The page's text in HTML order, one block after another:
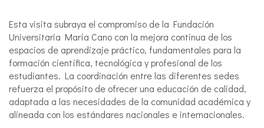
Esta visita subraya el compromiso de la Fundación
Universitaria María Cano con la mejora continua de los
espacios de aprendizaje práctico, fundamentales para la
formación científica, tecnológica y profesional de los
estudiantes. La coordinación entre las diferentes sedes
refuerza el propósito de ofrecer una educación de calidad,
adaptada a las necesidades de la comunidad académica y
alineada con los estándares nacionales e internacionales.